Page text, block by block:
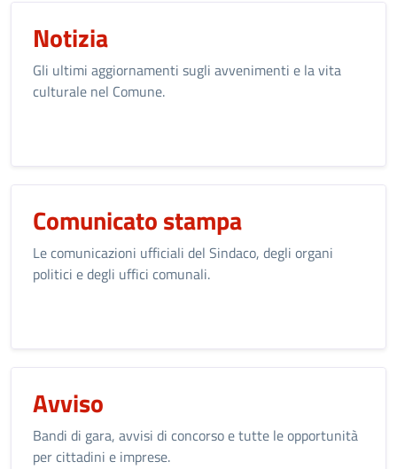
Notizia
Gli ultimi aggiornamenti sugli avvenimenti e la vita
culturale nel Comune.
Comunicato stampa
Le comunicazioni ufficiali del Sindaco, degli organi
politici e degli uffici comunali.
Avviso
Bandi di gara, avvisi di concorso e tutte le opportunità
per cittadini e imprese.